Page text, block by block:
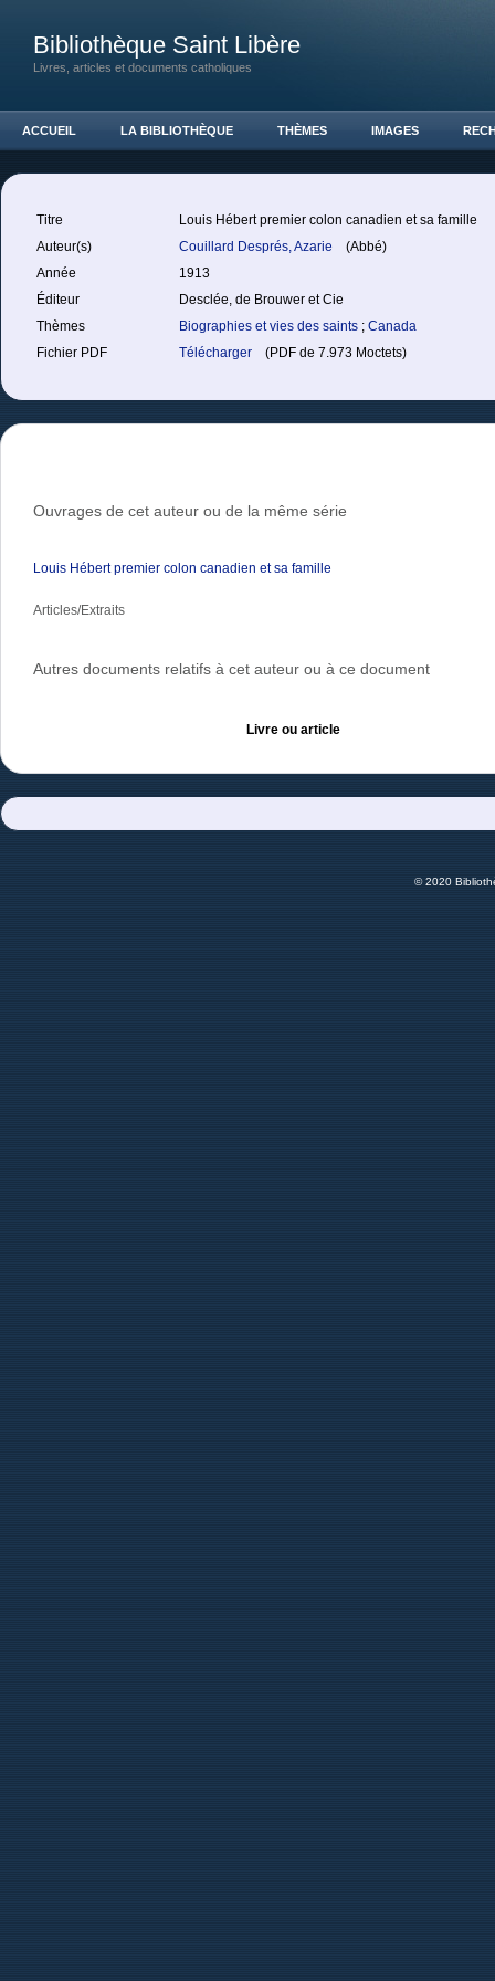
Bibliothèque Saint Libère
Livres, articles et documents catholiques
ACCUEIL LA BIBLIOTHÈQUE THÈMES IMAGES
Titre
Louis Hébert premier colon canadien et sa famille
Auteur(s)
Couillard Després, Azarie
(Abbé)
Année
1913
Éditeur
Desclée, de Brouwer et Cie
Thèmes
Biographies et vies des saints ; Canada
Fichier PDF
Télécharger (PDF de 7.973 Moctets)
Ouvrages de cet auteur ou de la même série
Louis Hébert premier colon canadien et sa famille
Articles/Extraits
Autres documents relatifs à cet auteur ou à ce document
Livre ou article
© 2020